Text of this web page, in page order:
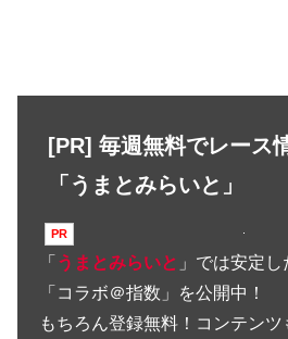
[PR] 毎週無料でレース
「うまとみらいと」
「 うまとみらいと 」では安定
「コラボ＠指数」を公開中！
もちろん登録無料！コンテン